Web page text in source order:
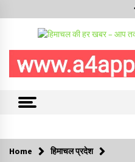
Home हिमाचल प्रदेश